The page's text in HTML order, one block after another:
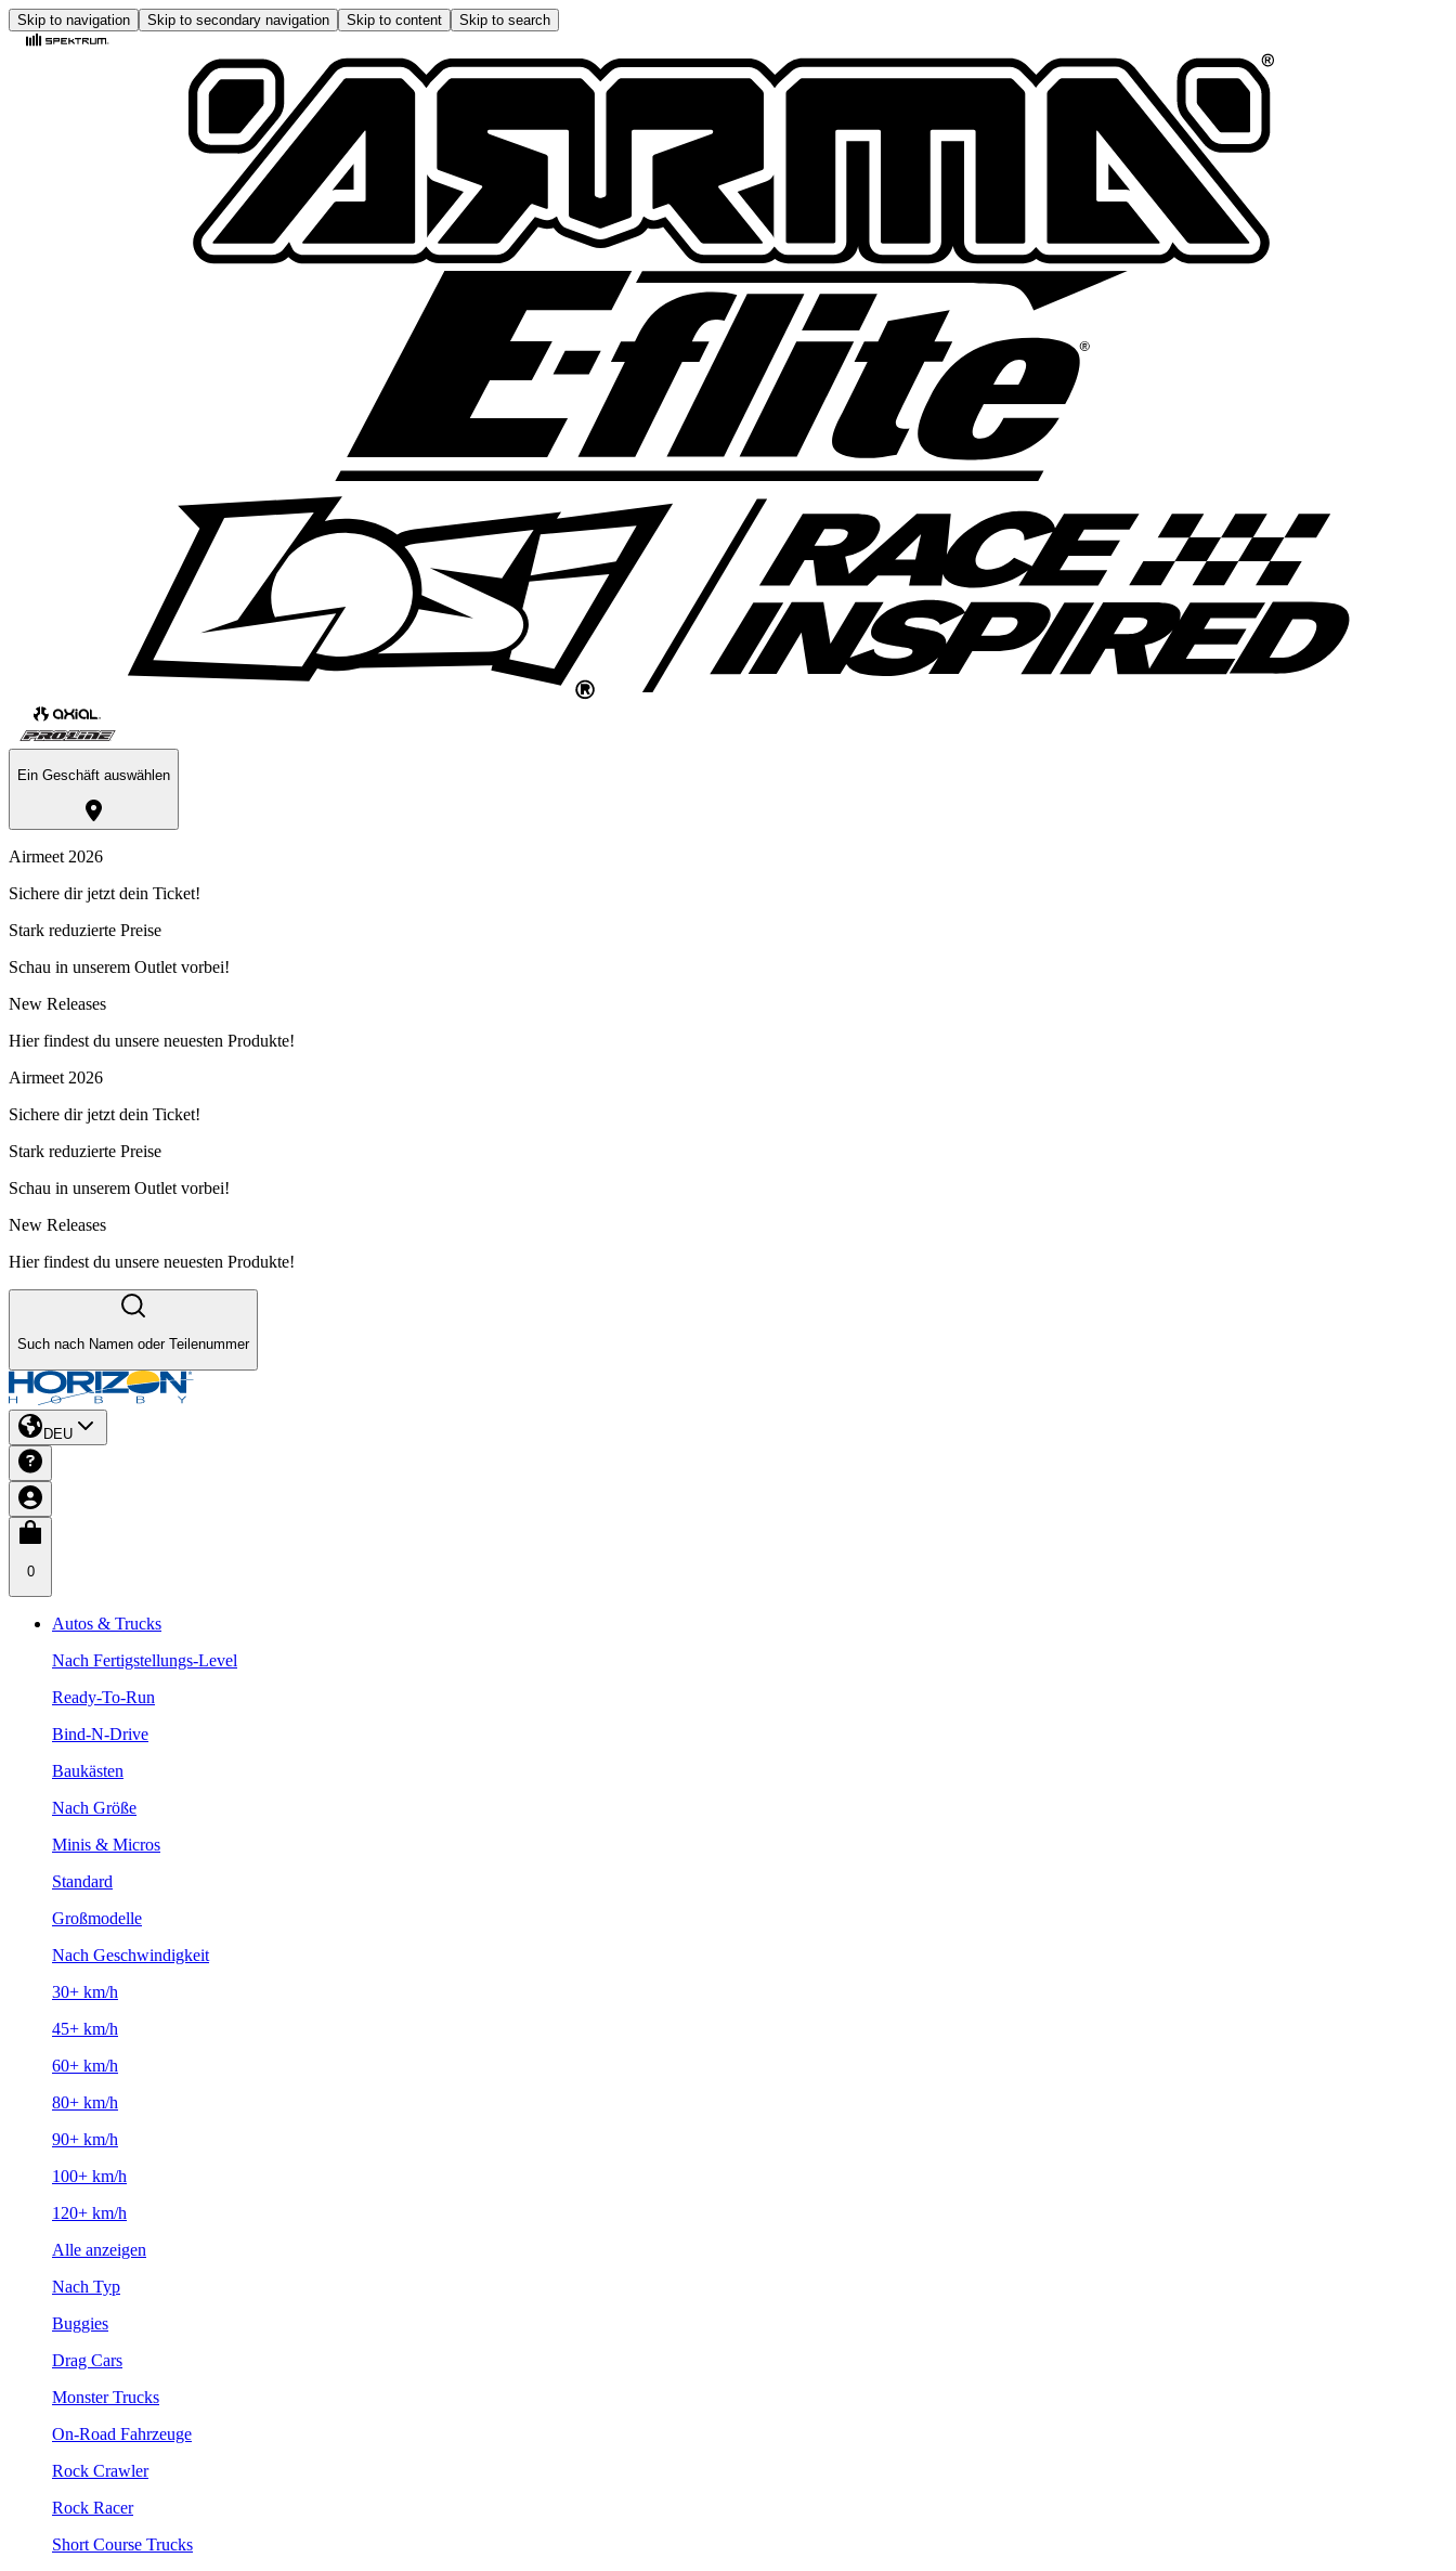
Skip to navigation Skip to secondary navigation Skip to content Skip to search
Ein Geschäft auswählen
Airmeet 2026
Sichere dir jetzt dein Ticket!
Stark reduzierte Preise
Schau in unserem Outlet vorbei!
New Releases
Hier findest du unsere neuesten Produkte!
Airmeet 2026
Sichere dir jetzt dein Ticket!
Stark reduzierte Preise
Schau in unserem Outlet vorbei!
New Releases
Hier findest du unsere neuesten Produkte!
Such nach Namen oder Teilenummer
DEU
0
Autos & Trucks
Nach Fertigstellungs-Level
Ready-To-Run
Bind-N-Drive
Baukästen
Nach Größe
Minis & Micros
Standard
Großmodelle
Nach Geschwindigkeit
30+ km/h
45+ km/h
60+ km/h
80+ km/h
90+ km/h
100+ km/h
120+ km/h
Alle anzeigen
Nach Typ
Buggies
Drag Cars
Monster Trucks
On-Road Fahrzeuge
Rock Crawler
Rock Racer
Short Course Trucks